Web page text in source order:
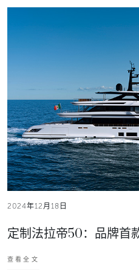
2024年12月18日
定制法拉帝50：品牌首
查看全文